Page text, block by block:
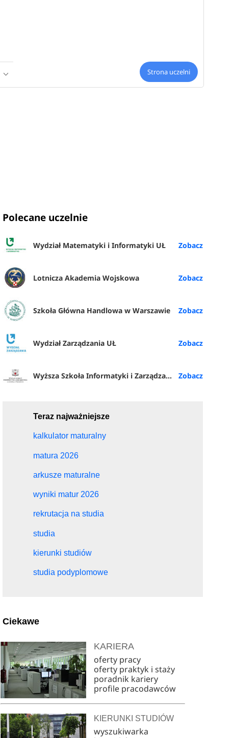
Strona uczelni
Polecane uczelnie
Wydział Matematyki i Informatyki UŁ
Lotnicza Akademia Wojskowa
Szkoła Główna Handlowa w Warszawie
Wydział Zarządzania UŁ
Wyższa Szkoła Informatyki i Zarządzania z siedzibą w Rzeszowie
Teraz najważniejsze
kalkulator maturalny
matura 2026
arkusze maturalne
wyniki matur 2026
rekrutacja na studia
studia
kierunki studiów
studia podyplomowe
Ciekawe
KARIERA
oferty pracy
oferty praktyk i staży
poradnik kariery
profile pracodawców
KIERUNKI STUDIÓW
wyszukiwarka